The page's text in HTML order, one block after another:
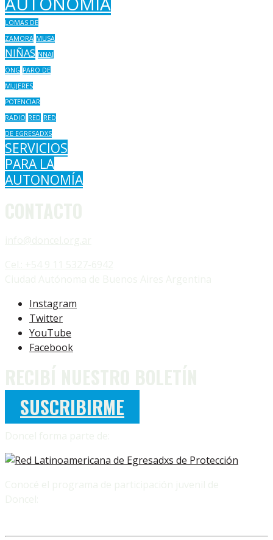
LOMAS DE
ZAMORA MUSA
NIÑAS NNAJ
ONG PARO DE
MUJERES
POTENCIAR
RADIO RED RED
DE EGRESADXS
SERVICIOS
PARA LA
AUTONOMÍA
Instagram
Twitter
YouTube
Facebook
SUSCRIBIRME